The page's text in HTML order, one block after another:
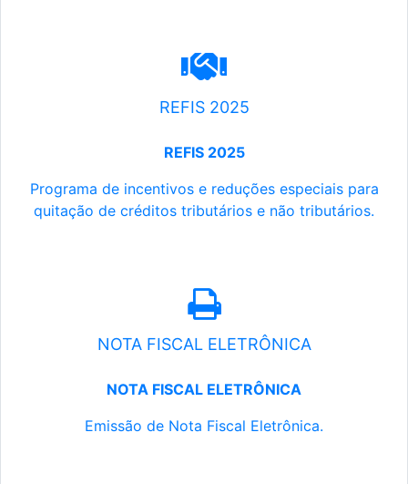
REFIS 2025
REFIS 2025
Programa de incentivos e reduções especiais para
quitação de créditos tributários e não tributários.
NOTA FISCAL ELETRÔNICA
NOTA FISCAL ELETRÔNICA
Emissão de Nota Fiscal Eletrônica.